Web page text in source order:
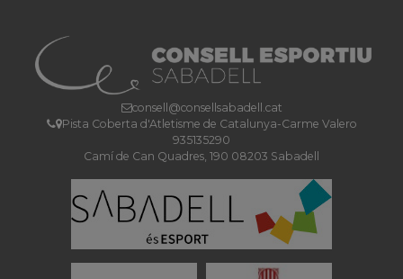
consell@consellsabadell.cat
Pista Coberta d'Atletisme de Catalunya-Carme Valero
935135290
Camí de Can Quadres, 190 08203 Sabadell